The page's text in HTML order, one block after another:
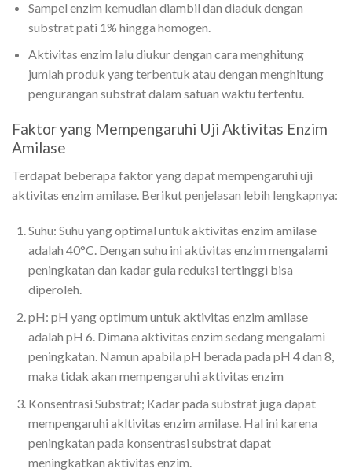
Sampel enzim kemudian diambil dan diaduk dengan
substrat pati 1% hingga homogen.
Aktivitas enzim lalu diukur dengan cara menghitung
jumlah produk yang terbentuk atau dengan menghitung
pengurangan substrat dalam satuan waktu tertentu.
Faktor yang Mempengaruhi Uji Aktivitas Enzim
Amilase
Terdapat beberapa faktor yang dapat mempengaruhi uji
aktivitas enzim amilase. Berikut penjelasan lebih lengkapnya:
Suhu: Suhu yang optimal untuk aktivitas enzim amilase
adalah 40°C. Dengan suhu ini aktivitas enzim mengalami
peningkatan dan kadar gula reduksi tertinggi bisa
diperoleh.
pH: pH yang optimum untuk aktivitas enzim amilase
adalah pH 6. Dimana aktivitas enzim sedang mengalami
peningkatan. Namun apabila pH berada pada pH 4 dan 8,
maka tidak akan mempengaruhi aktivitas enzim
Konsentrasi Substrat; Kadar pada substrat juga dapat
mempengaruhi akltivitas enzim amilase. Hal ini karena
peningkatan pada konsentrasi substrat dapat
meningkatkan aktivitas enzim.